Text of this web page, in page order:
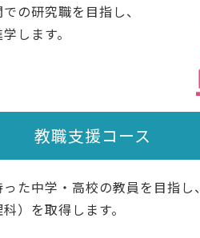
の研究職を目指し、
します。
教職支援コース
た中学・高校の教員を目指し、
）を取得します。